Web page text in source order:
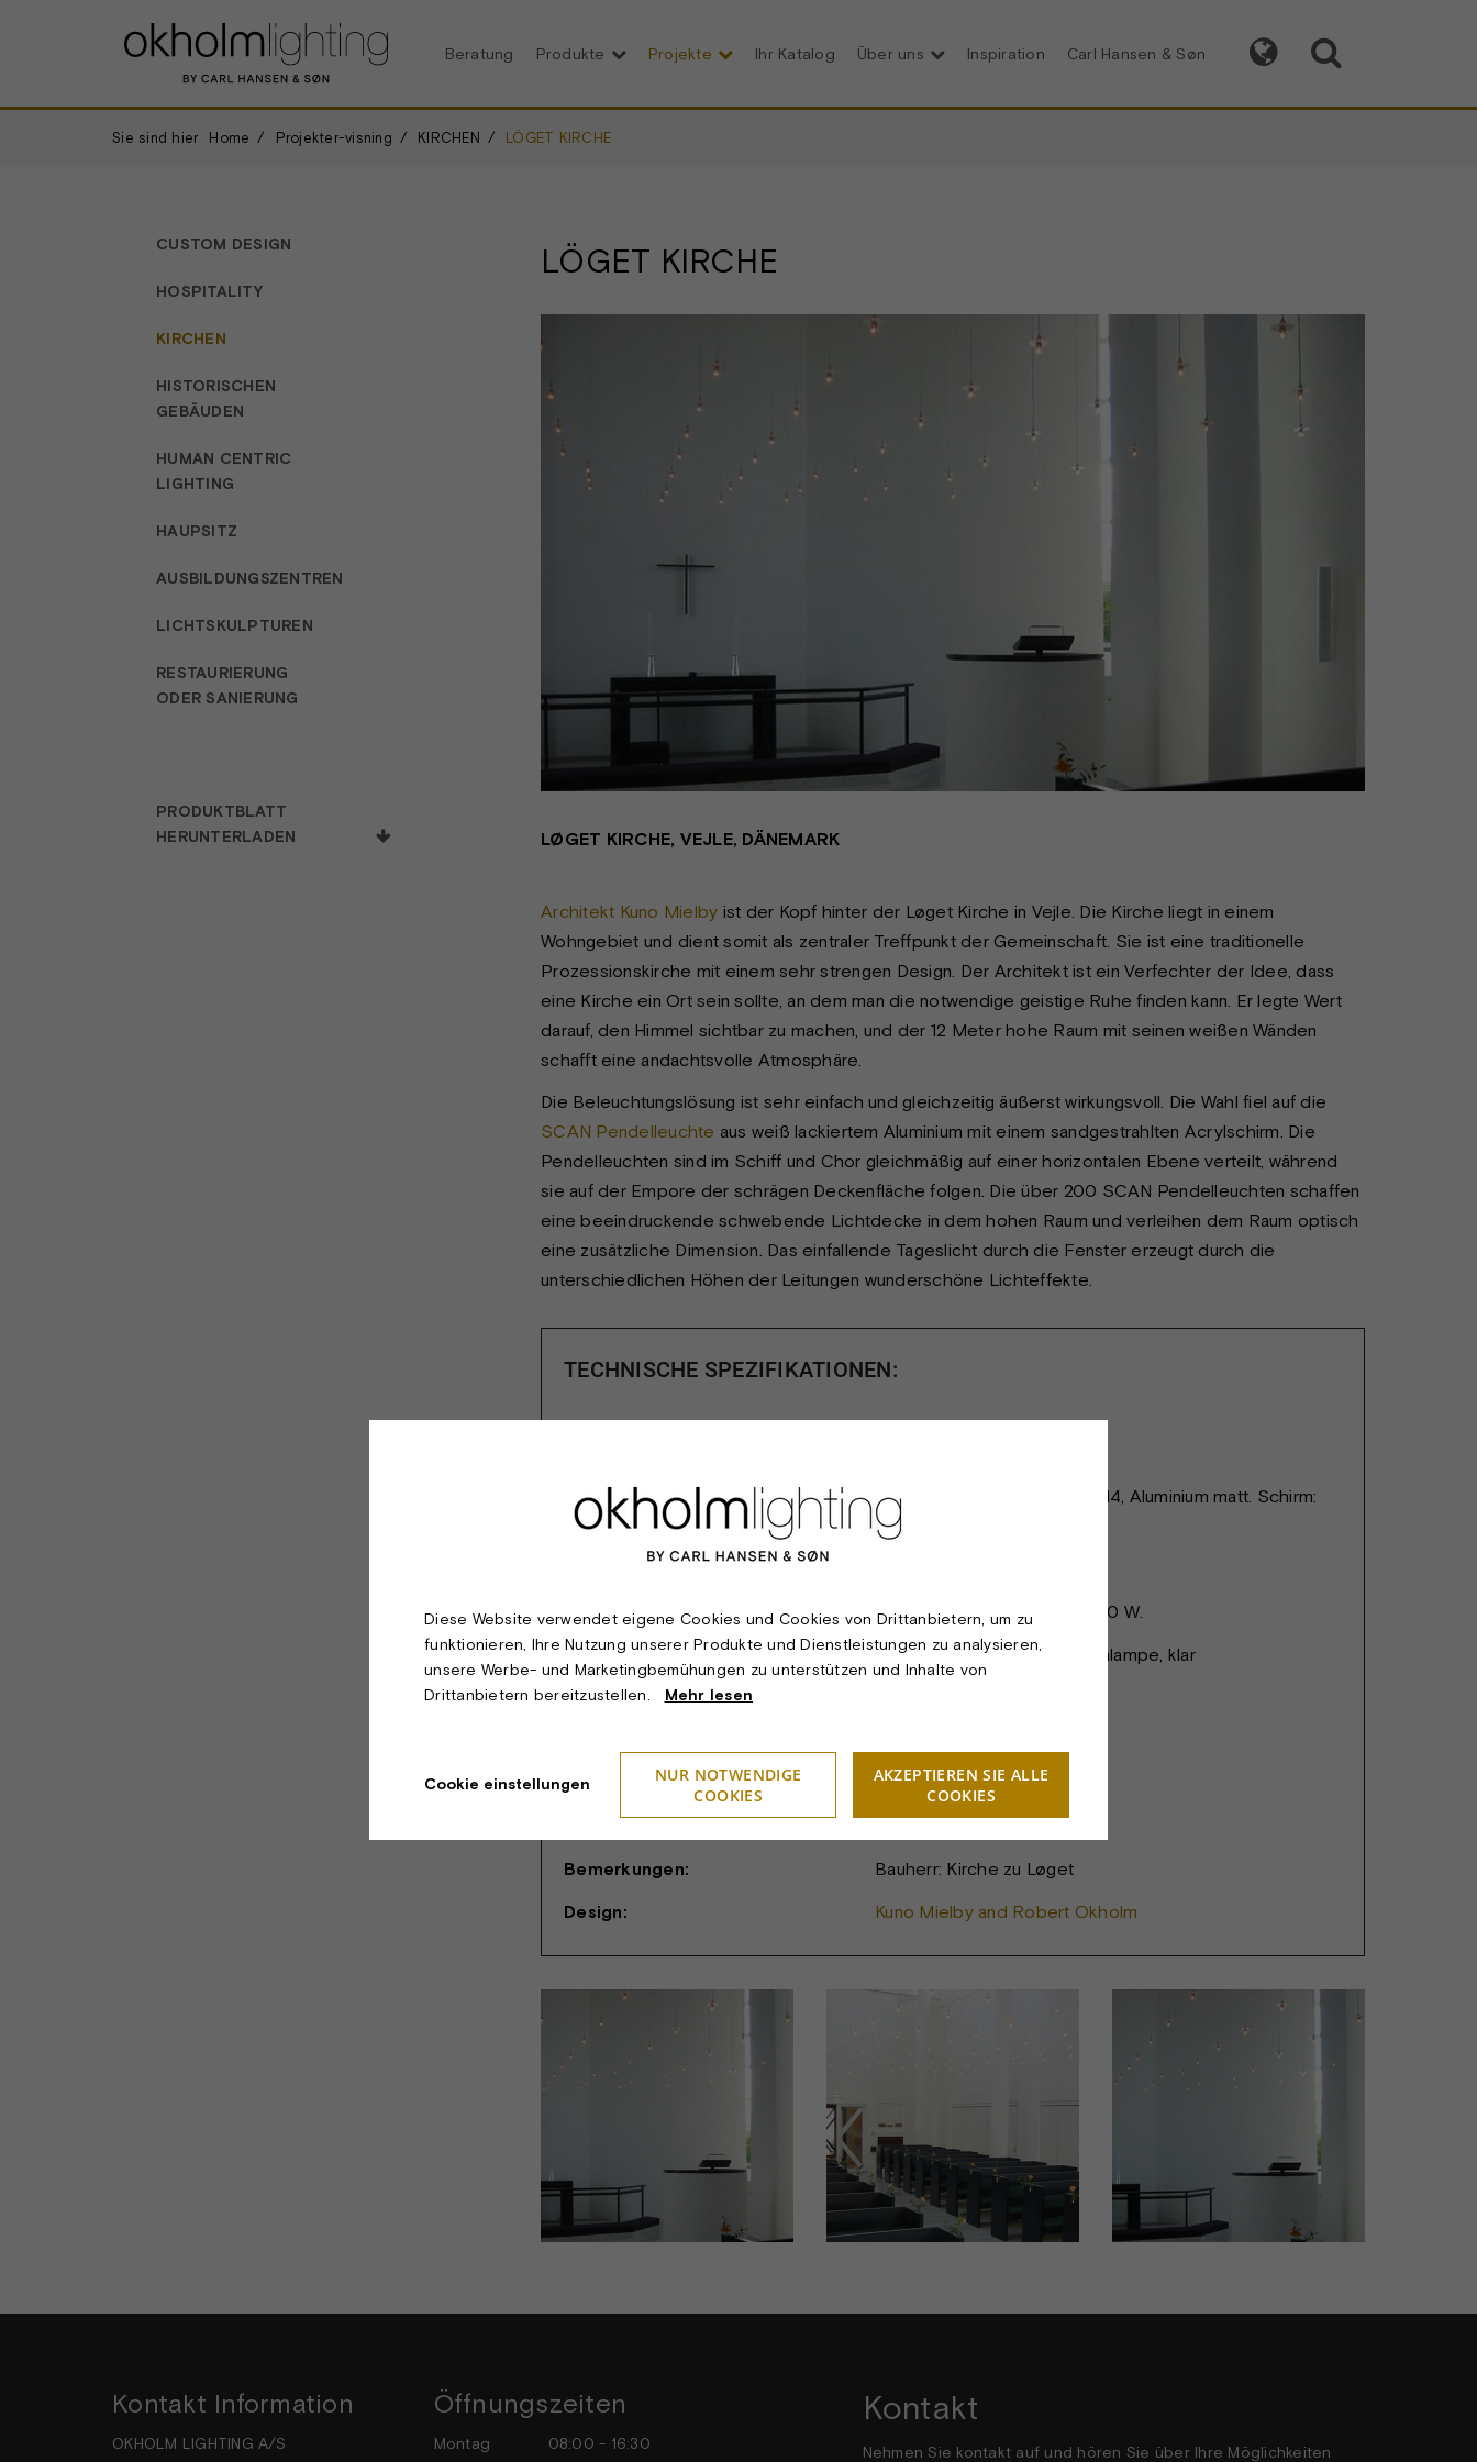
Beratung Produkte Projekte Ihr Katalog Über uns Inspiration Carl Hansen & Søn  
Sie sind hier Home Projekter-visning KIRCHEN LÖGET KIRCHE
CUSTOM DESIGN
HOSPITALITY
KIRCHEN
HISTORISCHEN
GEBÄUDEN
HUMAN CENTRIC
LIGHTING
HAUPSITZ
AUSBILDUNGSZENTREN
LICHTSKULPTUREN
RESTAURIERUNG
ODER SANIERUNG
PRODUKTBLATT
HERUNTERLADEN
LÖGET KIRCHE
LØGET KIRCHE, VEJLE, DÄNEMARK
Architekt Kuno Mielby ist der Kopf hinter der Løget Kirche in Vejle. Die Kirche liegt in einem
Wohngebiet und dient somit als zentraler Treffpunkt der Gemeinschaft. Sie ist eine traditionelle
Prozessionskirche mit einem sehr strengen Design. Der Architekt ist ein Verfechter der Idee, dass
eine Kirche ein Ort sein sollte, an dem man die notwendige geistige Ruhe finden kann. Er legte Wert
darauf, den Himmel sichtbar zu machen, und der 12 Meter hohe Raum mit seinen weißen Wänden
schafft eine andachtsvolle Atmosphäre.
Die Beleuchtungslösung ist sehr einfach und gleichzeitig äußerst wirkungsvoll. Die Wahl fiel auf die
SCAN Pendelleuchte aus weiß lackiertem Aluminium mit einem sandgestrahlten Acrylschirm. Die
Pendelleuchten sind im Schiff und Chor gleichmäßig auf einer horizontalen Ebene verteilt, während
sie auf der Empore der schrägen Deckenfläche folgen. Die über 200 SCAN Pendelleuchten schaffen
eine beeindruckende schwebende Lichtdecke in dem hohen Raum und verleihen dem Raum optisch
eine zusätzliche Dimension. Das einfallende Tageslicht durch die Fenster erzeugt durch die
unterschiedlichen Höhen der Leitungen wunderschöne Lichteffekte.
TECHNISCHE SPEZIFIKATIONEN:
Material & Finish:
Beleuchtung: Scan Pendel E14, Aluminium matt. Schirm:
Akryl klar, sandgeblasen.
Dimension:
Leuchtmittel: Tropfenlampe, 230 V. Watt: 40 W.
Lichttechnik: Nach unten gerichtet, Kronenlampe, klar
Montage:
Schutzart: IP20
Bemerkungen: Bauherr: Kirche zu Løget
Design: Kuno Mielby and Robert Okholm
Kontakt Information
OKHOLM LIGHTING A/S
Öffnungszeiten
Montag
08:00 - 16:30
Kontakt
Nehmen Sie kontakt auf und hören Sie über Ihre Möglichkeiten
Diese Website verwendet eigene Cookies und Cookies von Drittanbietern, um zu
funktionieren, Ihre Nutzung unserer Produkte und Dienstleistungen zu analysieren,
unsere Werbe- und Marketingbemühungen zu unterstützen und Inhalte von
Drittanbietern bereitzustellen. Mehr lesen
Cookie einstellungen
NUR NOTWENDIGE
COOKIES
AKZEPTIEREN SIE ALLE
COOKIES